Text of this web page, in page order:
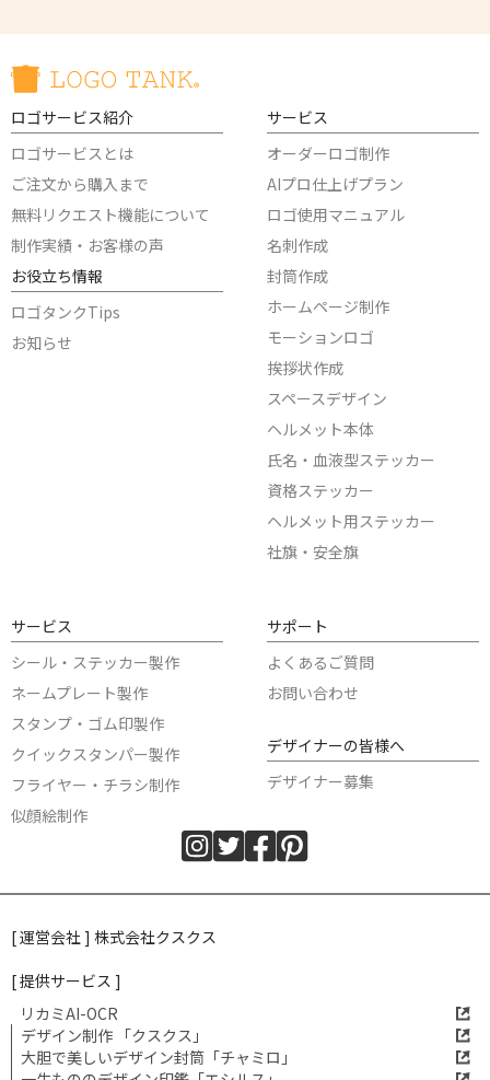
ロゴサービス紹介
ロゴサービスとは
ご注文から購入まで
無料リクエスト機能について
制作実績・お客様の声
お役立ち情報
ロゴタンクTips
お知らせ
サービス
オーダーロゴ制作
AIプロ仕上げプラン
ロゴ使用マニュアル
名刺作成
封筒作成
ホームページ制作
モーションロゴ
挨拶状作成
スペースデザイン
ヘルメット本体
氏名・血液型ステッカー
資格ステッカー
ヘルメット用ステッカー
社旗・安全旗
サービス
シール・ステッカー製作
ネームプレート製作
スタンプ・ゴム印製作
クイックスタンパー製作
フライヤー・チラシ制作
似顔絵制作
サポート
よくあるご質問
お問い合わせ
デザイナーの皆様へ
デザイナー募集
[ 運営会社 ] 株式会社クスクス
[ 提供サービス ]
リカミAI-OCR
デザイン制作 「クスクス」
大胆で美しいデザイン封筒「チャミロ」